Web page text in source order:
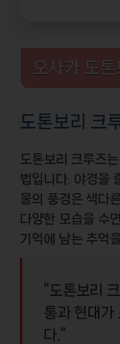
오사카 도
도톤보리 크
도톤보리 크루즈
법입니다. 야경을
물의 풍경은 색다
다양한 모습을 수
기억에 남는 추억
“도톤보리
통과 현대가
다.”